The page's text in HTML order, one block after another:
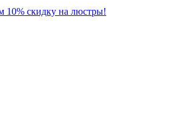
10% скидку на люстры!